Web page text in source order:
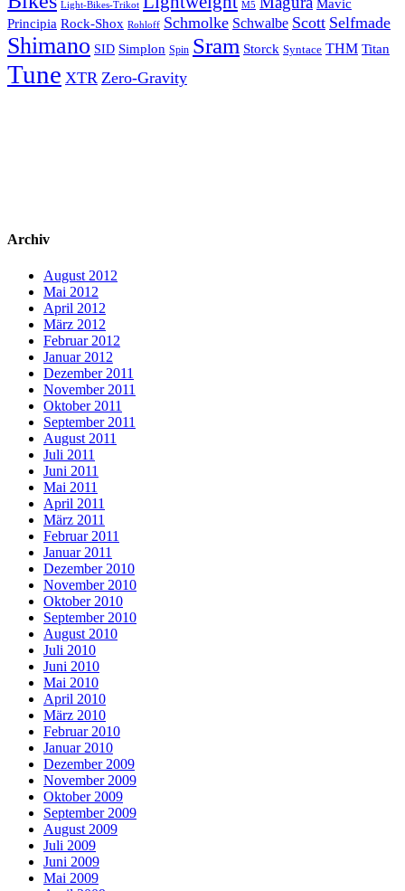
Light-Bikes-Trikot M5 Mavic
Principia Rock-Shox Rohloff Schmolke Schwalbe Scott Selfmade
Shimano SID Simplon Spin Sram Storck Syntace THM Titan
Tune XTR Zero-Gravity
Archiv
August 2012
Mai 2012
April 2012
März 2012
Februar 2012
Januar 2012
Dezember 2011
November 2011
Oktober 2011
September 2011
August 2011
Juli 2011
Juni 2011
Mai 2011
April 2011
März 2011
Februar 2011
Januar 2011
Dezember 2010
November 2010
Oktober 2010
September 2010
August 2010
Juli 2010
Juni 2010
Mai 2010
April 2010
März 2010
Februar 2010
Januar 2010
Dezember 2009
November 2009
Oktober 2009
September 2009
August 2009
Juli 2009
Juni 2009
Mai 2009